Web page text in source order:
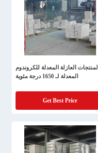
المنتجات العازلة المعدلة للكروندوم
المعدلة لـ 1650 درجة مئوية
Get Best Price